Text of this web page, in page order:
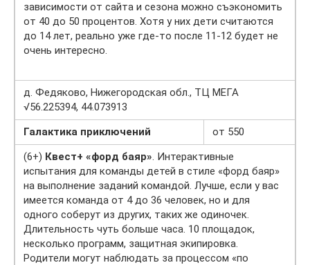
зависимости от сайта и сезона можно съэкономить
от 40 до 50 процентов. Хотя у них дети считаются
до 14 лет, реально уже где-то после 11-12 будет не
очень интересно.
д. Федяково, Нижегородская обл., ТЦ МЕГА
√56.225394, 44.073913
Галактика приключений
от 550
(6+) Квест+ «форд баяр». Интерактивные
испытания для команды детей в стиле «форд баяр»
на выполнение заданий командой. Лучше, если у вас
имеется команда от 4 до 36 человек, но и для
одного соберут из других, таких же одиночек.
Длительность чуть больше часа. 10 площадок,
несколько программ, защитная экипировка.
Родители могут наблюдать за процессом «по